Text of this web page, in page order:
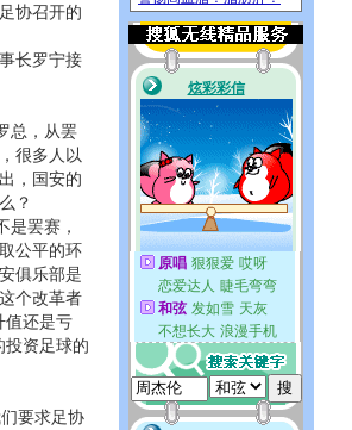
协召开的
长罗宁接
，从罢
很多人以
，国安的
？
罢赛，
公平的环
俱乐部是
个改革者
值还是亏
投资足球的
要求足协